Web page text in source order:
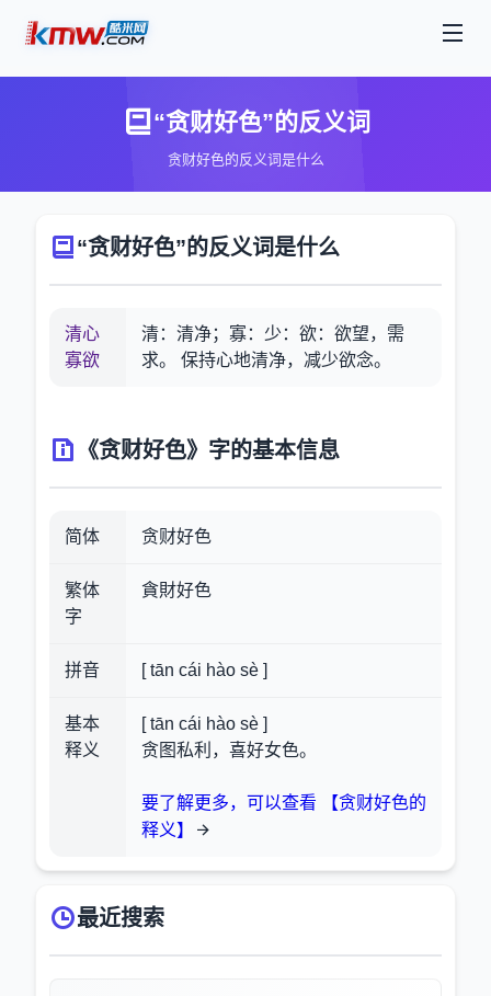
“贪财好色”的反义词
贪财好色的反义词是什么
“贪财好色”的反义词是什么
清心
寡欲
清：清净；寡：少：欲：欲望，需
求。 保持心地清净，减少欲念。
《贪财好色》字的基本信息
简体 贪财好色
繁体
字
貪財好色
拼音 [ tān cái hào sè ]
基本
释义
[ tān cái hào sè ]
贪图私利，喜好女色。
要了解更多，可以查看 【贪财好色的
释义】
最近搜索